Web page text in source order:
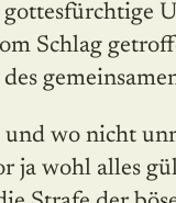
Schlag
wo nicht
ja wohl alles